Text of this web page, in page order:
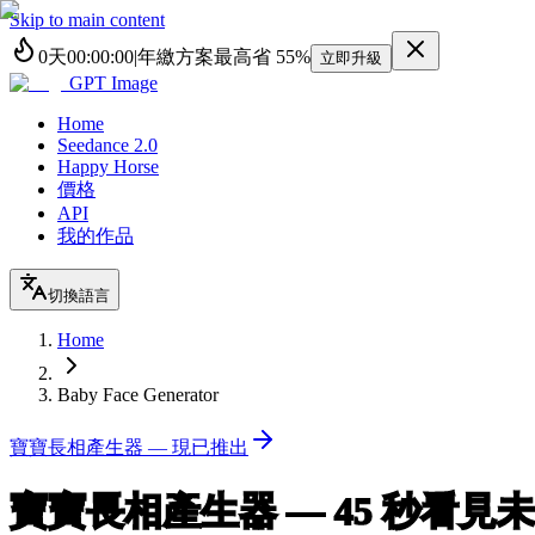
Skip to main content
0天00:00:00|年繳方案最高省 55% 立即升級
GPT Image
Home
Seedance 2.0
Happy Horse
價格
API
我的作品
切換語言
Home
Baby Face Generator
寶寶長相產生器 — 現已推出
寶寶長相產生器 — 45 秒看見